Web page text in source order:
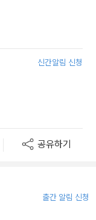
신간알림 신청
공유하기
출간 알림 신청